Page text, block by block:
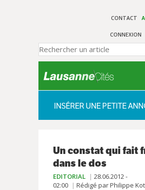
CONTACT
CONNEXION
INSÉRER UNE PETITE
Un constat qui fait
dans le dos
EDITORIAL
28.06.2012 -
02:00
Rédigé par Philippe